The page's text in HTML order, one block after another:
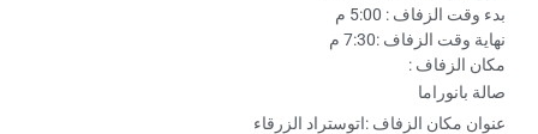
بدء وقت الزفاف : 5:00 م
نهاية وقت الزفاف :7:30 م
مكان الزفاف :
صالة بانوراما
عنوان مكان الزفاف :اتوستراد الزرقاء